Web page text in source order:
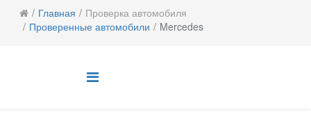
Главная
Проверка автомобиля
Проверенные автомобили
Mercedes